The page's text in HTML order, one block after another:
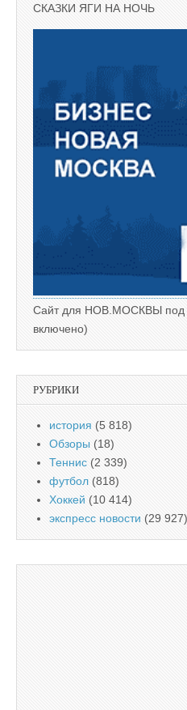
СКАЗКИ ЯГИ НА НОЧЬ
Сайт для НОВ.МОСКВЫ под
включено)
РУБРИКИ
история (5 818)
Обзоры (18)
Теннис (2 339)
футбол (818)
Хоккей (10 414)
экспресс новости (29 927)